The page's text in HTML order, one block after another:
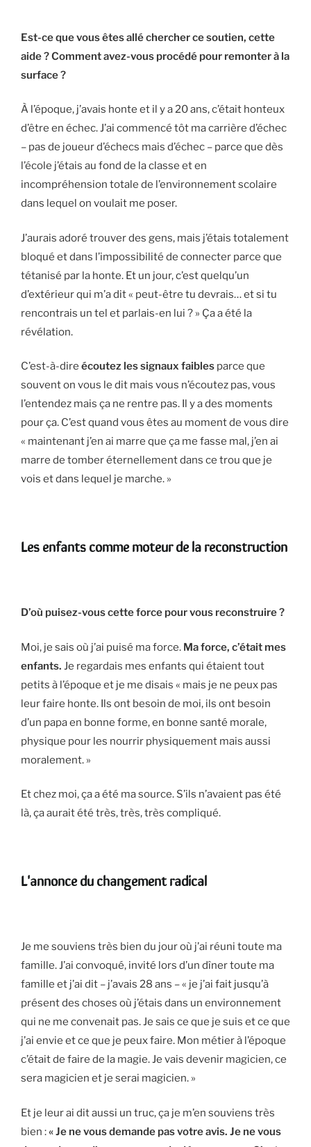
Est-ce que vous êtes allé chercher ce soutien, cette
aide ? Comment avez-vous procédé pour remonter à la
surface ?
À l’époque, j’avais honte et il y a 20 ans, c’était honteux
d’être en échec. J’ai commencé tôt ma carrière d’échec
– pas de joueur d’échecs mais d’échec – parce que dès
l’école j’étais au fond de la classe et en
incompréhension totale de l’environnement scolaire
dans lequel on voulait me poser.
J’aurais adoré trouver des gens, mais j’étais totalement
bloqué et dans l’impossibilité de connecter parce que
tétanisé par la honte. Et un jour, c’est quelqu’un
d’extérieur qui m’a dit « peut-être tu devrais… et si tu
rencontrais un tel et parlais-en lui ? » Ça a été la
révélation.
C’est-à-dire écoutez les signaux faibles parce que
souvent on vous le dit mais vous n’écoutez pas, vous
l’entendez mais ça ne rentre pas. Il y a des moments
pour ça. C’est quand vous êtes au moment de vous dire
« maintenant j’en ai marre que ça me fasse mal, j’en ai
marre de tomber éternellement dans ce trou que je
vois et dans lequel je marche. »
Les enfants comme moteur de la reconstruction
D’où puisez-vous cette force pour vous reconstruire ?
Moi, je sais où j’ai puisé ma force. Ma force, c’était mes
enfants. Je regardais mes enfants qui étaient tout
petits à l’époque et je me disais « mais je ne peux pas
leur faire honte. Ils ont besoin de moi, ils ont besoin
d’un papa en bonne forme, en bonne santé morale,
physique pour les nourrir physiquement mais aussi
moralement. »
Et chez moi, ça a été ma source. S’ils n’avaient pas été
là, ça aurait été très, très, très compliqué.
L'annonce du changement radical
Je me souviens très bien du jour où j’ai réuni toute ma
famille. J’ai convoqué, invité lors d’un dîner toute ma
famille et j’ai dit – j’avais 28 ans – « je j’ai fait jusqu’à
présent des choses où j’étais dans un environnement
qui ne me convenait pas. Je sais ce que je suis et ce que
j’ai envie et ce que je peux faire. Mon métier à l’époque
c’était de faire de la magie. Je vais devenir magicien, ce
sera magicien et je serai magicien. »
Et je leur ai dit aussi un truc, ça je m’en souviens très
bien :« Je ne vous demande pas votre avis. Je ne vous